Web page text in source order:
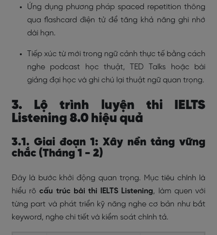
Ứng dụng phương pháp spaced repetition thông
qua flashcard điện tử để tăng khả năng ghi nhớ
dài hạn.
Tiếp xúc từ mới trong ngữ cảnh thực tế bằng cách
nghe podcast học thuật, TED Talks hoặc bài
giảng đại học và ghi chú lại thuật ngữ quan trọng.
3. Lộ trình luyện thi IELTS
Listening 8.0 hiệu quả
3.1. Giai đoạn 1: Xây nền tảng vững
chắc (Tháng 1 - 2)
Đây là bước khởi động quan trọng. Mục tiêu chính là
hiểu rõcấu trúc bài thi IELTS Listening, làm quen với
từng part và phát triển kỹ năng nghe cơ bản như bắt
keyword, nghe chi tiết và kiểm soát chính tả.